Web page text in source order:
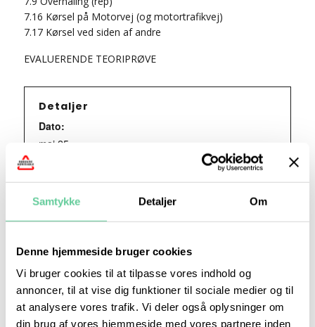
Samtykke Detaljer Om
Denne hjemmeside bruger cookies
Vi bruger cookies til at tilpasse vores indhold og
annoncer, til at vise dig funktioner til sociale medier og til
at analysere vores trafik. Vi deler også oplysninger om
din brug af vores hjemmeside med vores partnere inden
7.16 Kørsel på Motorvej (og motortrafikvej)
7.17 Kørsel ved siden af andre
EVALUERENDE TEORIPRØVE
Detaljer
Dato:
maj 25
18:15 - 21:15
Series:
Begivenhed Kategori:
Teori 7 - mandagshold